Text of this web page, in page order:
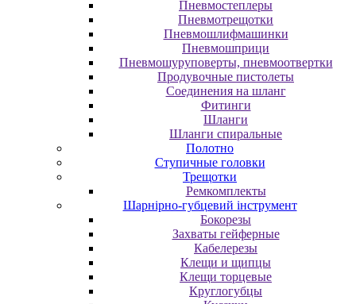
Пневмостеплеры
Пневмотрещотки
Пневмошлифмашинки
Пневмошприци
Пневмошуруповерты, пневмоотвертки
Продувочные пистолеты
Соединения на шланг
Фитинги
Шланги
Шланги спиральные
Полотно
Ступичные головки
Трещотки
Ремкомплекты
Шарнірно-губцевий інструмент
Бокорезы
Захваты гейферные
Кабелерезы
Клещи и щипцы
Клещи торцевые
Круглогубцы